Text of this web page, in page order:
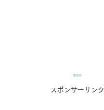
スポンサーリンク